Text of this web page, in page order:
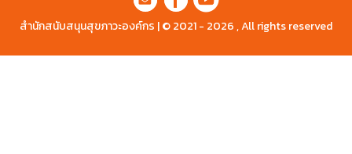
สำนักสนับสนุนสุขภาวะองค์กร | © 2021 - 2026 , All rights reserved